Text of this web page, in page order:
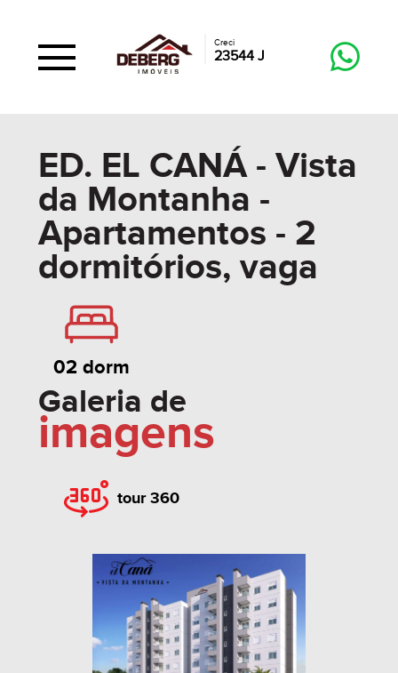
Creci
23544 J
ED. EL CANÁ - Vista
da Montanha -
Apartamentos - 2
dormitórios, vaga
02 dorm
Galeria de
imagens
tour 360